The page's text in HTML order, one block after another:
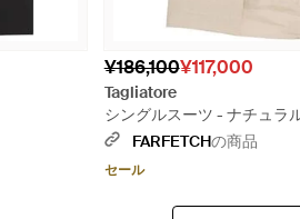
¥186,100¥117,000
Tagliatore
シングルスーツ - ナチュラ
FARFETCHの商品
セール